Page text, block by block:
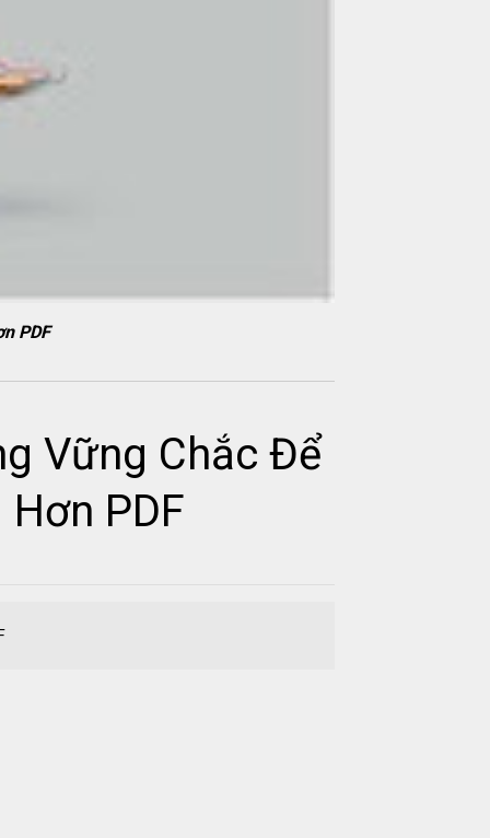
PDF
Vững Chắc Để
PDF